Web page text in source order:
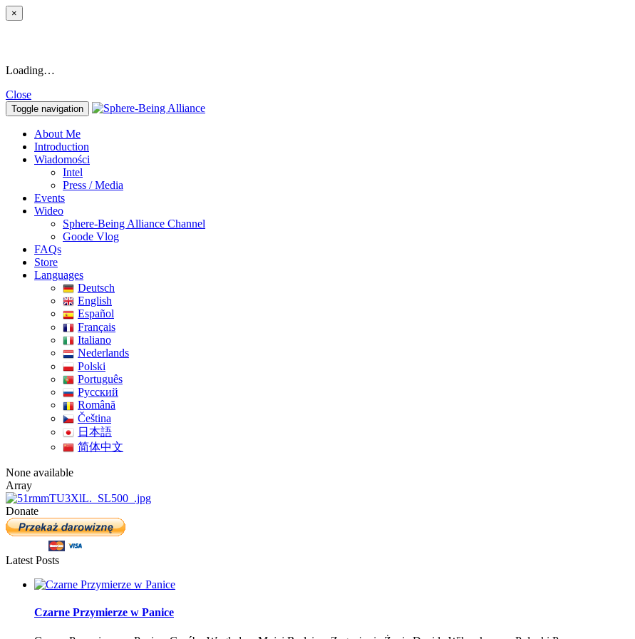
×
Loading…
Close
Toggle navigation
About Me
Introduction
Wiadomości
Intel
Press / Media
Events
Wideo
Sphere-Being Alliance Channel
Goode Vlog
FAQs
Store
Languages
Deutsch
English
Español
Français
Italiano
Nederlands
Polski
Português
Pусский
Română
Čeština
日本語
简体中文
None available
Array
Donate
Latest Posts
Czarne Przymierze w Panice